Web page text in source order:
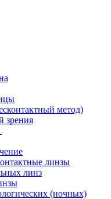
метод)
зрения
линзы
линз
(ночных)